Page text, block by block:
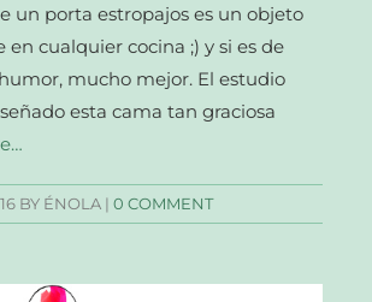
un porta estropajos es un objeto
en cualquier cocina ;) y si es de
mucho mejor. El estudio
esta cama tan graciosa
BY ÉNOLA |0 COMMENT